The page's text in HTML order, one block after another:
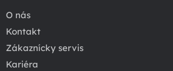
O nás
Kontakt
Zákaznícky servis
Kariéra